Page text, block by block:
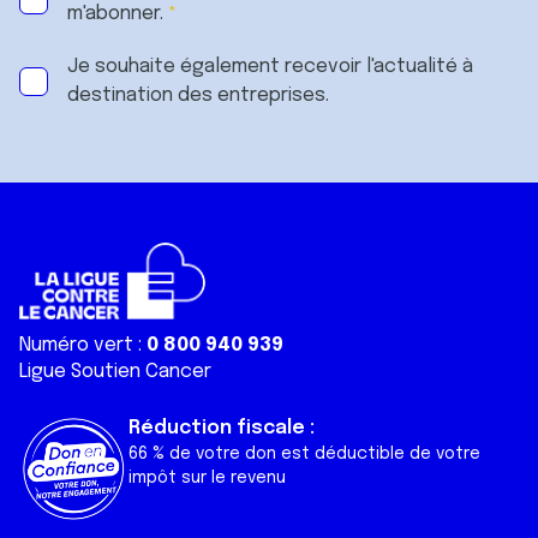
m'abonner.
Je souhaite également recevoir l'actualité à
destination des entreprises.
Numéro vert : 0 800 940 939
Ligue Soutien Cancer
Réduction fiscale :
66 % de votre don est déductible de votre
impôt sur le revenu